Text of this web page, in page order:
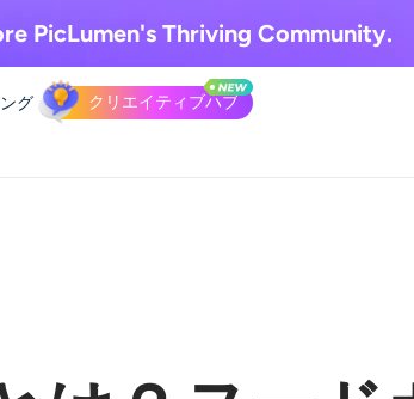
PicLumen's Thriving Community.
グ クリエイティブハブ